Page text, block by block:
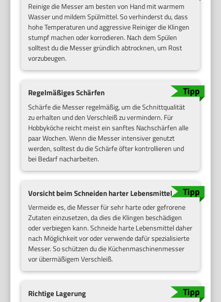
Reinige die Messer am besten von Hand mit warmem
Wasser und mildem Spülmittel. So verhinderst du, dass
hohe Temperaturen und aggressive Reiniger die Klingen
stumpf machen oder korrodieren. Nach dem Spülen
solltest du die Messer gründlich abtrocknen, um Rost
vorzubeugen.
Regelmäßiges Schärfen
Schärfe die Messer regelmäßig, um die Schnittqualität
zu erhalten und den Verschleiß zu vermindern. Für
Hobbyköche reicht meist ein sanftes Nachschärfen alle
paar Wochen. Wenn die Messer intensiver genutzt
werden, solltest du die Schärfe öfter kontrollieren und
bei Bedarf nacharbeiten.
Vorsicht beim Schneiden harter Lebensmittel
Vermeide es, die Messer für sehr harte oder gefrorene
Zutaten einzusetzen, da dies die Klingen beschädigen
oder verbiegen kann. Schneide harte Lebensmittel daher
nach Möglichkeit vor oder verwende dafür spezialisierte
Messer. So schützen du die Küchenmaschinenmesser
vor übermäßigem Verschleiß.
Richtige Lagerung